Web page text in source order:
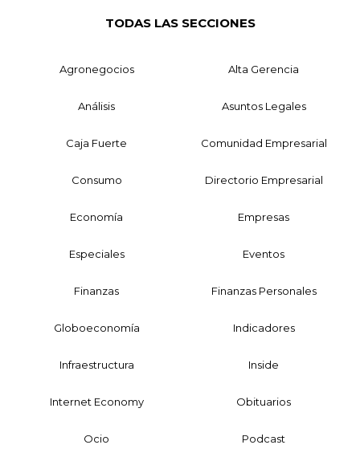
TODAS LAS SECCIONES
Agronegocios Alta Gerencia
Análisis Asuntos Legales
Caja Fuerte Comunidad Empresarial
Consumo Directorio Empresarial
Economía Empresas
Especiales Eventos
Finanzas Finanzas Personales
Globoeconomía Indicadores
Infraestructura Inside
Internet Economy Obituarios
Ocio Podcast